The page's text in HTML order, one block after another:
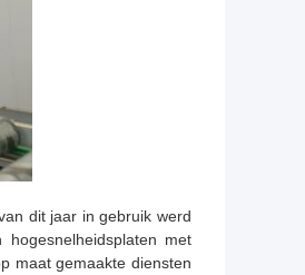
dit jaar in gebruik werd
met
maat gemaakte diensten